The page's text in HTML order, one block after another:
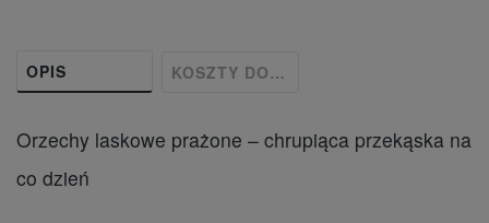
OPIS KOSZTY DOSTAWY
Orzechy laskowe prażone – chrupiąca przekąska na
co dzień